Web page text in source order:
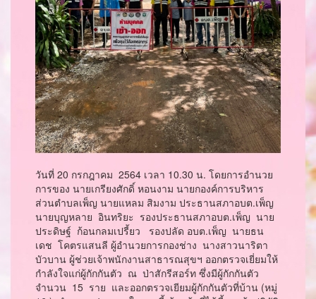
วันที่ 20 กรกฎาคม 2564 เวลา 10.30 น. โดยการอำนวย
การของ นายเกรียงศักดิ์ หอนงาม นายกองค์การบริหาร
ส่วนตำบลเพ็ญ นายแหลม สิมงาม ประธานสภาอบต.เพ็ญ
นายบุญหลาย อินทริยะ รองประธานสภาอบต.เพ็ญ นาย
ประดิษฐ์ ก้อนกลมเปรี้ยว รองปลัด อบต.เพ็ญ นายธน
เดช โคตรแสนลี ผู้อำนวยการกองช่าง นางสาวนาริตา
บัวบาน ผู้ช่วยเจ้าพนักงานสาธารณสุขฯ ออกตรวจเยี่ยมให้
กำลังใจแก่ผู้กักกันตัว ณ ป่าสักรีสอร์ท ซึ่งมีผู้กักกันตัว
จำนวน 15 ราย และออกตรวจเยียมผู้กักกันตัวที่บ้าน (หมู่